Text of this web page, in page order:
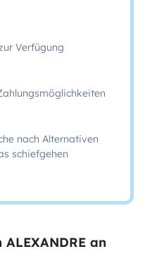
Verfügung
nach Alternativen
schiefgehen
an